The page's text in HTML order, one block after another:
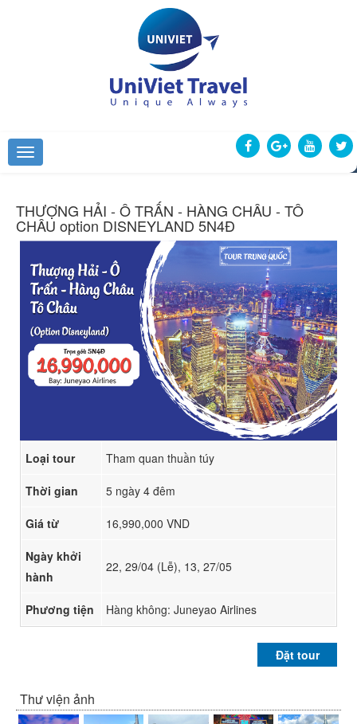
THƯỢNG HẢI - Ô TRẤN - HÀNG CHÂU - TÔ
CHÂU option DISNEYLAND 5N4Đ
Loại tour Tham quan thuần túy
Thời gian 5 ngày 4 đêm
Giá từ 16,990,000 VND
Ngày khởi
hành
22, 29/04 (Lễ), 13, 27/05
Phương tiện Hàng không: Juneyao Airlines
Đặt tour
Thư viện ảnh